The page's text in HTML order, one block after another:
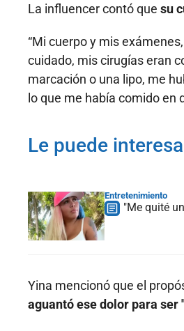
La influencer contó que su
“Mi cuerpo y mis
cuidado, mis cirugías eran
marcación o una lipo, me
lo que me había comido en
Le puede
Entretenimiento
"Me quité
Yina mencionó que el
aguantó ese dolor para ser